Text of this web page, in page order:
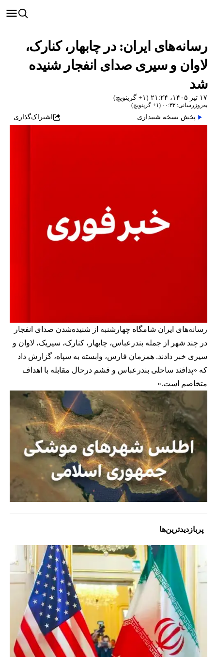
رسانه‌های ایران: در چابهار، کنارک،
لاوان و سیری صدای انفجار شنیده
شد
۱۷ تیر ۱۴۰۵، ۲۱:۲۴ (‎+۱ گرینویچ)
به‌روزرسانی: ۰۰:۳۲ (‎+۱ گرینویچ)
پخش نسخه شنیداری اشتراک‌گذاری
رسانه‌های ایران شامگاه چهارشنبه از شنیده‌شدن صدای انفجار
در چند شهر از جمله بندرعباس، چابهار، کنارک، سیریک، لاوان و
سیری خبر دادند. همزمان فارس، وابسته به سپاه، گزارش داد
که «پدافند ساحلی بندرعباس و قشم درحال مقابله با اهداف
متخاصم است.»
پربازدیدترین‌ها